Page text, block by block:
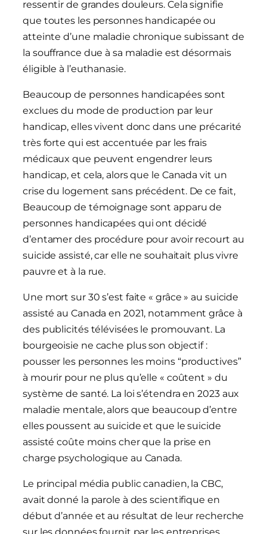
ressentir de grandes douleurs. Cela signifie
que toutes les personnes handicapée ou
atteinte d’une maladie chronique subissant de
la souffrance due à sa maladie est désormais
éligible à l’euthanasie.
Beaucoup de personnes handicapées sont
exclues du mode de production par leur
handicap, elles vivent donc dans une précarité
très forte qui est accentuée par les frais
médicaux que peuvent engendrer leurs
handicap, et cela, alors que le Canada vit un
crise du logement sans précédent. De ce fait,
Beaucoup de témoignage sont apparu de
personnes handicapées qui ont décidé
d’entamer des procédure pour avoir recourt au
suicide assisté, car elle ne souhaitait plus vivre
pauvre et à la rue.
Une mort sur 30 s’est faite « grâce » au suicide
assisté au Canada en 2021, notamment grâce à
des publicités télévisées le promouvant. La
bourgeoisie ne cache plus son objectif :
pousser les personnes les moins “productives”
à mourir pour ne plus qu’elle « coûtent » du
système de santé. La loi s’étendra en 2023 aux
maladie mentale, alors que beaucoup d’entre
elles poussent au suicide et que le suicide
assisté coûte moins cher que la prise en
charge psychologique au Canada.
Le principal média public canadien, la CBC,
avait donné la parole à des scientifique en
début d’année et au résultat de leur recherche